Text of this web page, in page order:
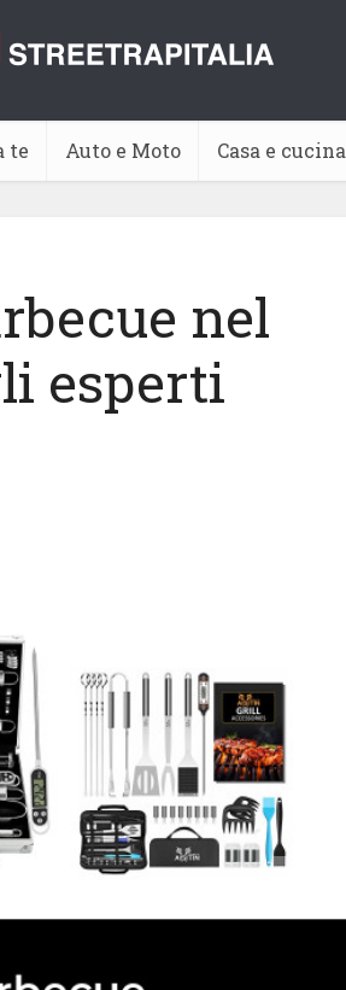
te Auto e Moto Casa e cucina
nel
esperti